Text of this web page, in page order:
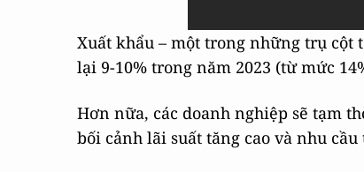
Xuất khẩu – một trong những trụ cột
lại 9-10% trong năm 2023 (từ mức
Hơn nữa, các doanh nghiệp sẽ tạm
bối cảnh lãi suất tăng cao và nhu